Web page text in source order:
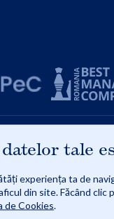
tale
experiența ta de
din site. Făcând clic
de Cookies
| Reg. com.: J08/1997/1991 |
ZAHARIA STANCU, Nr.